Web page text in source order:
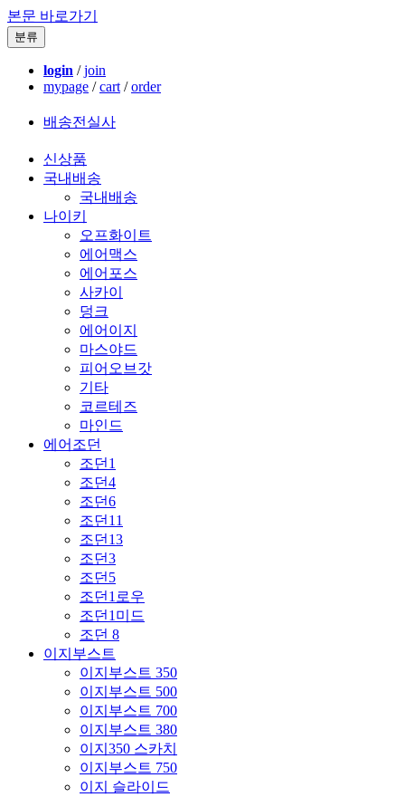
본문 바로가기
분류
login /join
mypage /cart /order
배송전실사
신상품
국내배송
국내배송
나이키
오프화이트
에어맥스
에어포스
사카이
덩크
에어이지
마스야드
피어오브갓
기타
코르테즈
마인드
에어조던
조던1
조던4
조던6
조던11
조던13
조던3
조던5
조던1로우
조던1미드
조던 8
이지부스트
이지부스트 350
이지부스트 500
이지부스트 700
이지부스트 380
이지350 스카치
이지부스트 750
이지 슬라이드